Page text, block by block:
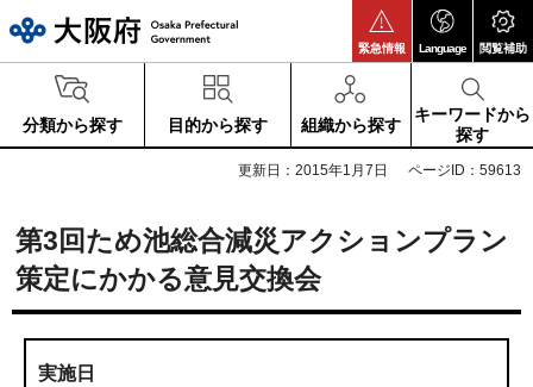
緊急情報 Language 閲覧補助
分類から探す 目的から探す 組織から探す
キーワードから
探す
更新日：2015年1月7日 ページID：59613
第3回ため池総合減災アクションプラン
策定にかかる意見交換会
実施日